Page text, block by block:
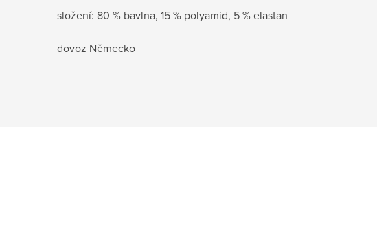
složení: 80 % bavlna, 15 % polyamid, 5 % elastan
dovoz Německo